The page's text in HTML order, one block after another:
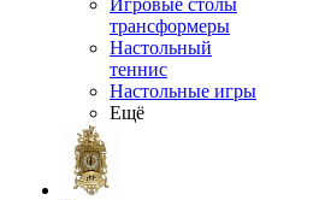
Игровые столы
трансформеры
Настольный
теннис
Настольные игры
Ещё